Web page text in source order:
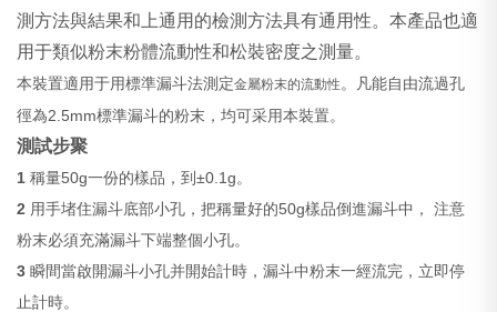
測方法與結果和上通用的檢測方法具有通用性。本產品也適
用于類似粉末粉體流動性和松裝密度之測量。
本裝置適用于用標準漏斗法測定金屬粉末的流動性 。凡能自由流過孔
徑為2.5mm標準漏斗的粉末，均可采用本裝置。
測試步聚
1 稱量50g一份的樣品，到±0.1g。
2 用手堵住漏斗底部小孔，把稱量好的50g樣品倒進漏斗中， 注意
粉末必須充滿漏斗下端整個小孔。
3 瞬間當啟開漏斗小孔并開始計時，漏斗中粉末一經流完，立即停
止計時。